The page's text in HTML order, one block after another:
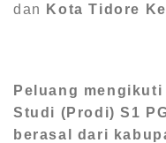
dan Kota Tidore
Peluang
Studi (Prodi) S1
berasal dari